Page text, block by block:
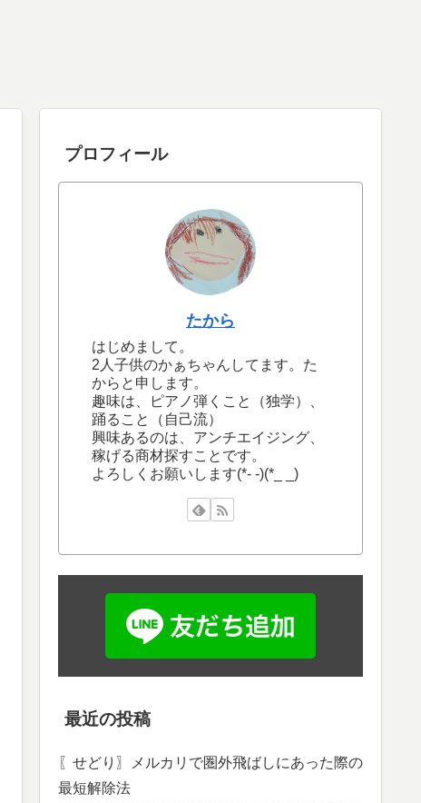
プロフィール
たから
はじめまして。
2人子供のかぁちゃんしてます。た
からと申します。
趣味は、ピアノ弾くこと（独学）、
踊ること（自己流）
興味あるのは、アンチエイジング、
稼げる商材探すことです。
よろしくお願いします(*- -)(*_ _)
最近の投稿
〖せどり〗メルカリで圏外飛ばしにあった際の
最短解除法